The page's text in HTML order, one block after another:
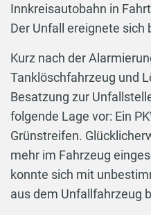
Innkreisautobahn in
Der Unfall ereignete sich
Kurz nach der
Tanklöschfahrzeug und
Besatzung zur
folgende Lage vor: Ein
Grünstreifen.
mehr im Fahrzeug
konnte sich mit
aus dem Unfallfahrzeug